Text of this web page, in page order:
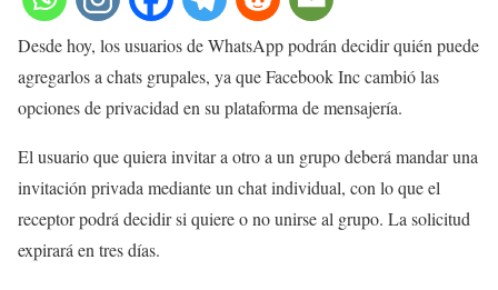
Desde hoy, los usuarios de WhatsApp podrán decidir quién puede
agregarlos a chats grupales, ya que Facebook Inc cambió las
opciones de privacidad en su plataforma de mensajería.
El usuario que quiera invitar a otro a un grupo deberá mandar una
invitación privada mediante un chat individual, con lo que el
receptor podrá decidir si quiere o no unirse al grupo. La solicitud
expirará en tres días.